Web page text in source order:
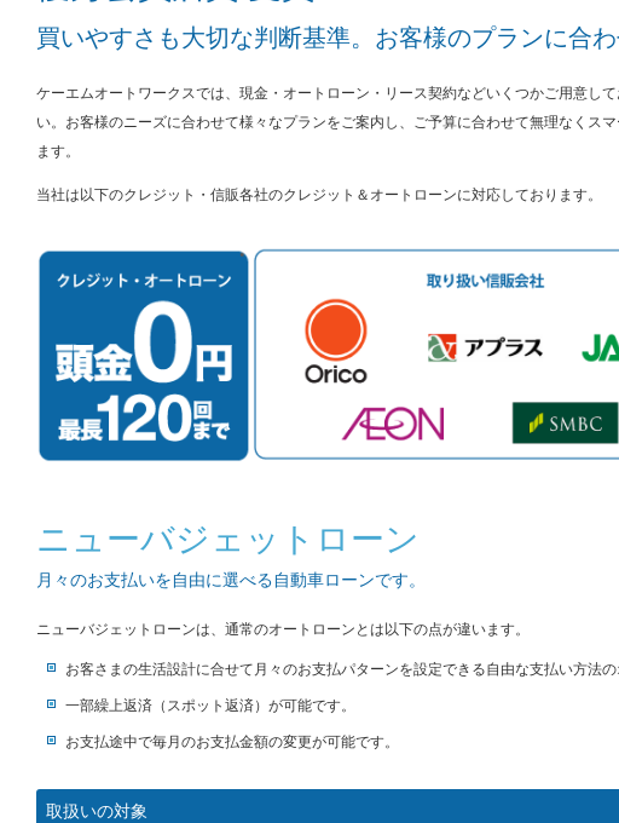
買いやすさも大切な判断基準。お客様のプランに合
ケーエムオートワークスでは、現金・オートローン・リース契約などいくつかご用意し
い。お客様のニーズに合わせて様々なプランをご案内し、ご予算に合わせて無理なくス
ます。
当社は以下のクレジット・信販各社のクレジット＆オートローンに対応しております。
ニューバジェットローン
月々のお支払いを自由に選べる自動車ローンです。
ニューバジェットローンは、通常のオートローンとは以下の点が違います。
お客さまの生活設計に合せて月々のお支払パターンを設定できる自由な支払い方法の
一部繰上返済（スポット返済）が可能です。
お支払途中で毎月のお支払金額の変更が可能です。
取扱いの対象